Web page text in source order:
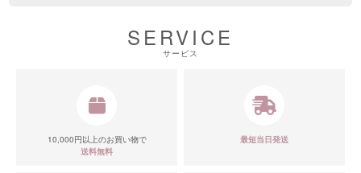
SERVICE
サービス
10,000円以上のお買い物で
送料無料
最短当日発送